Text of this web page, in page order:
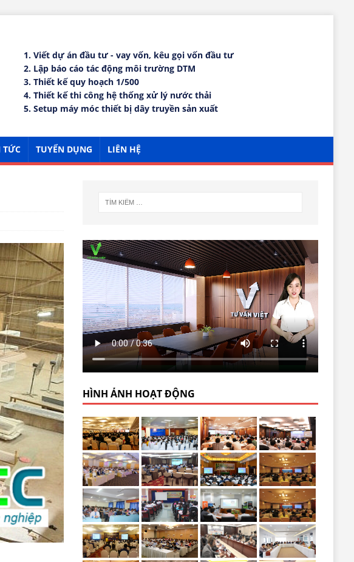
1. Viết dự án đầu tư - vay vốn, kêu gọi vốn đầu tư
2. Lập báo cáo tác động môi trường DTM
3. Thiết kế quy hoạch 1/500
4. Thiết kế thi công hệ thống xử lý nước thải
5. Setup máy móc thiết bị dây truyền sản xuất
TỨC TUYỂN DỤNG LIÊN HỆ
HÌNH ẢNH HOẠT ĐỘNG